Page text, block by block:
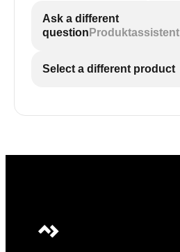
Ask a different
question Produktassistent
Select a different product